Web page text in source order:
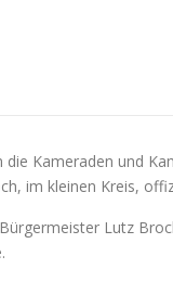
Kameraden und
im kleinen Kreis,
Lutz